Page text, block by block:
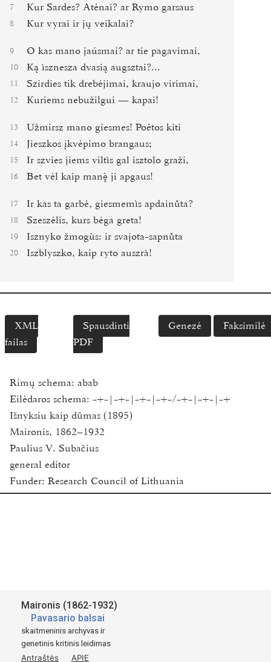
7 Kur Sardes? Atėnai? ar Rymo garsaus
8 Kur vyrai ir jų veikalai?
9 O kas mano jaúsmai? ar tie pagavimai,
10 Ką ìsznesza dvasią augsztai?...
11 Szirdies tik drebėjimai, kraujo virimai,
12 Kuriems nebužilgui ― kapai!
13 Užmirsz mano giesmes! Poėtos kiti
14 Jieszkos įkvėpimo brangaus;
15 Ir szvies jiems viltìs gal isztolo graži,
16 Bet vėl kaip man ji apgaus!
17 Ir kas ta garbė, giesmemìs apdainůta?
18 Szeszėlis, kurs bėga greta!
19 Isznyko žmogùs: ir svajota-sapnůta
20 Iszblyszko, kaip ryto auszrà!
XML
failas
Spausdinti
PDF
Genezė Faksimilė
Rimų schema: abab
Eilėdaros schema: -+-|-+-|-+-|-+-/-+-|-+-|-+
Išnyksiu kaip dūmas (1895)
Maironis, 1862–1932
Paulius V. Subačius
general editor
Funder: Research Council of Lithuania
Vilnius University
Pavasario Balsai
Tilźėje.
1895
Kasztu autoriaus.
Maironis (1862-1932)
Pavasario balsai
skaitmeninis archyvas ir
genetinis kritinis leidimas
Antraštės APIE